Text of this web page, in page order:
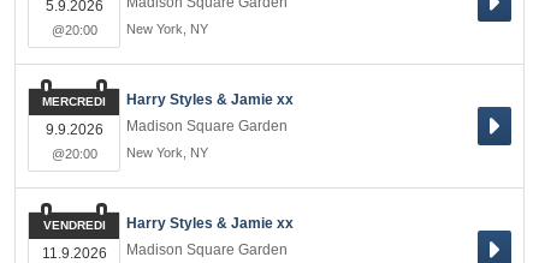
New York NY
5.9.2026
@20:00
Harry Styles & Jamie xx
Madison Square Garden
New York NY
MERCREDI
9.9.2026
@20:00
Harry Styles & Jamie xx
Madison Square Garden
VENDREDI
11.9.2026